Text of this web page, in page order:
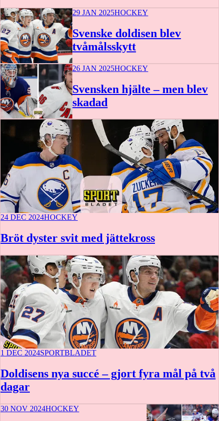
29 JAN 2025HOCKEY
Svenske doldisen blev
tvåmålsskytt
26 JAN 2025HOCKEY
Svensken hjälte – men blev
skadad
24 DEC 2024HOCKEY
Bröt dyster svit med jättekross
1 DEC 2024SPORTBLADET
Doldisens nya succé – gjort fyra mål på två
dagar
30 NOV 2024HOCKEY